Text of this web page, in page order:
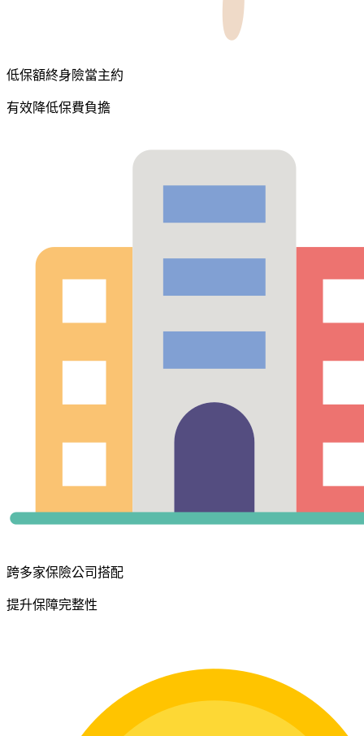
低保額終身險當主約
有效降低保費負擔
跨多家保險公司搭配
提升保障完整性